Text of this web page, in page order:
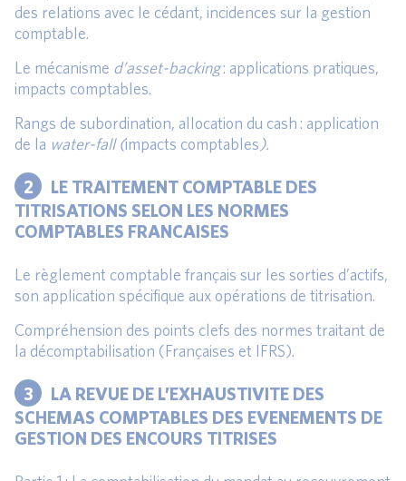
des relations avec le cédant, incidences sur la gestion
comptable.
Le mécanisme d’asset-backing: applications pratiques,
impacts comptables.
Rangs de subordination, allocation du cash : application
de la water-fall (impacts comptables).
2
LE TRAITEMENT COMPTABLE DES
TITRISATIONS SELON LES NORMES
COMPTABLES FRANCAISES
Le règlement comptable français sur les sorties d’actifs,
son application spécifique aux opérations de titrisation.
Compréhension des points clefs des normes traitant de
la décomptabilisation (Françaises et IFRS).
3
LA REVUE DE L’EXHAUSTIVITE DES
SCHEMAS COMPTABLES DES EVENEMENTS DE
GESTION DES ENCOURS TITRISES